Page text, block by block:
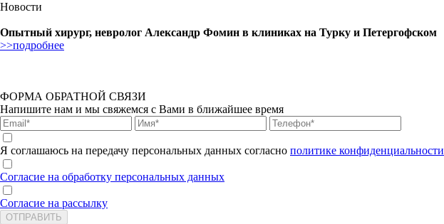
Новости
Опытный хирург, невролог Александр Фомин в клиниках на Турку и Петергофском
>>подробнее
ФОРМА ОБРАТНОЙ СВЯЗИ
Напишите нам и мы свяжемся с Вами в ближайшее время
Я соглашаюсь на передачу персональных данных согласно политике конфиденциальности
Согласие на обработку персональных данных
Согласие на рассылку